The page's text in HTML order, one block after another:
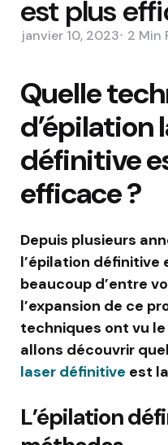
est plus
janvier 10, 2023 2 Min
Quelle
d’épilation
définitive
efficace ?
Depuis plusieurs
l’épilation définitive
beaucoup d’entre
l’expansion de ce
techniques ont vu le
allons découvrir
laser définitive est
L’épilation